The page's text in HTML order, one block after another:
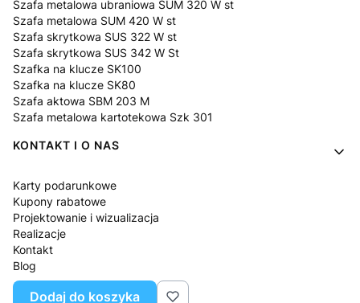
Szafa metalowa ubraniowa SUM 320 W st
Szafa metalowa SUM 420 W st
Szafa skrytkowa SUS 322 W st
Szafa skrytkowa SUS 342 W St
Szafka na klucze SK100
Szafka na klucze SK80
Szafa aktowa SBM 203 M
Szafa metalowa kartotekowa Szk 301
KONTAKT I O NAS
Karty podarunkowe
Kupony rabatowe
Projektowanie i wizualizacja
Realizacje
Kontakt
Blog
O nas
Pytania i odpowiedzi
Dodaj do koszyka